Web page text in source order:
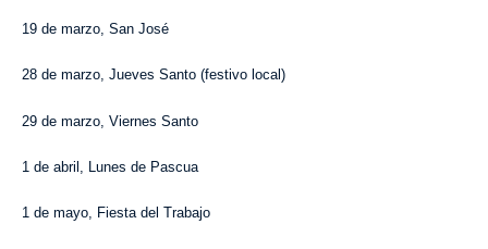
19 de marzo, San José
28 de marzo, Jueves Santo (festivo local)
29 de marzo, Viernes Santo
1 de abril, Lunes de Pascua
1 de mayo, Fiesta del Trabajo